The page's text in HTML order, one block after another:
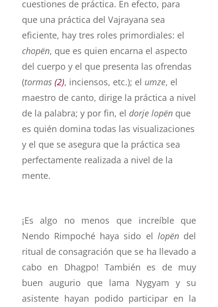
cuestiones de práctica. En efecto, para
que una práctica del Vajrayana sea
eficiente, hay tres roles primordiales: el
chopën, que es quien encarna el aspecto
del cuerpo y el que presenta las ofrendas
(tormas (2), inciensos, etc.); el umze, el
maestro de canto, dirige la práctica a nivel
de la palabra; y por fin, el dorje lopënque
es quién domina todas las visualizaciones
y el que se asegura que la práctica sea
perfectamente realizada a nivel de la
mente.
¡Es algo no menos que increíble que
Nendo Rimpoché haya sido el lopëndel
ritual de consagración que se ha llevado a
cabo en Dhagpo! También es de muy
buen augurio que lama Nygyam y su
asistente hayan podido participar en la